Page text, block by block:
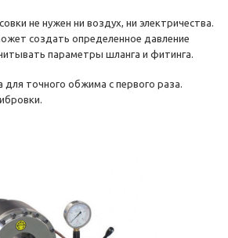
не нужен ни воздух, ни электричества.
создать определенное давление
параметры шланга и фитинга.
точного обжима с первого раза.